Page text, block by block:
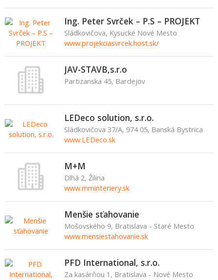
Ing. Peter Svrček – P.S – PROJEKT
Sládkovičova, Kysucké Nové Mesto
www.projekciasvrcek.host.sk/
JAV-STAVB,s.r.o
Partizanska 45, Bardejov
LEDeco solution, s.r.o.
Sládkovičova 37/A, 974 05, Banská Bystrica
www.LEDeco.sk
M+M
Dlhá 2, Žilina
www.mminteriery.sk
Menšie sťahovanie
Mošovského 9, Bratislava - Staré Mesto
www.mensiestahovanie.sk
PFD International, s.r.o.
Za kasárňou 1, Bratislava - Nové Mesto